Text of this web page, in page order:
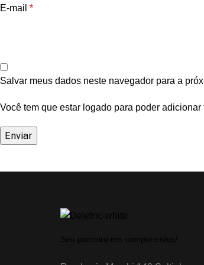
E-mail *
Salvar meus dados neste navegador para a
Você tem que estar logado para poder adicionar